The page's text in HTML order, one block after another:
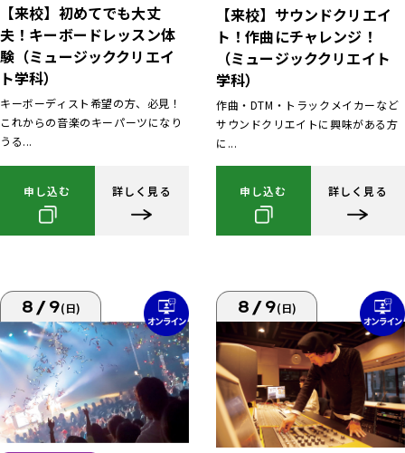
【来校】初めてでも大丈
夫！キーボードレッスン体
験（ミュージッククリエイ
ト学科）
キーボーディスト希望の方、必見！
これからの音楽のキーパーツになり
うる...
申し込む 詳しく見る
【来校】サウンドクリエイ
ト！作曲にチャレンジ！
（ミュージッククリエイト
学科）
作曲・DTM・トラックメイカーなど
サウンドクリエイトに興味がある方
に...
申し込む 詳しく見る
8/9(日) 8/9(日)